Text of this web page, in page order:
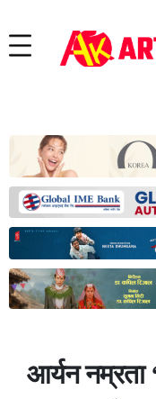
आर्यन नम्रता